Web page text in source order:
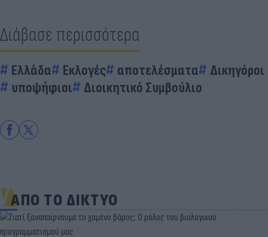
Διάβασε περισσότερα
Ελλάδα Εκλογές αποτελέσματα
Δικηγόροι
υποψήφιοι
Διοικητικό Συμβούλιο
ΑΠΟ ΤΟ ΔΙΚΤΥΟ